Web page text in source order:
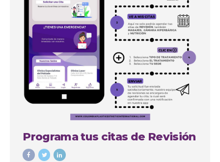
Programa tus citas de Revisión